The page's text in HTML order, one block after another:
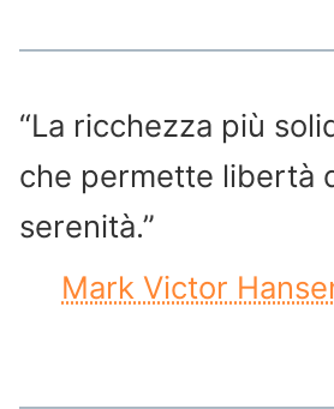
“La ricchezza più
che permette libertà
serenità.”
Mark Victor